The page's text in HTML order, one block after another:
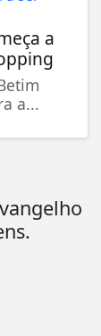
a
a...